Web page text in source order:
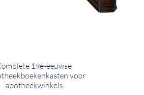
19e-eeuwse
voor
apotheekwinkels